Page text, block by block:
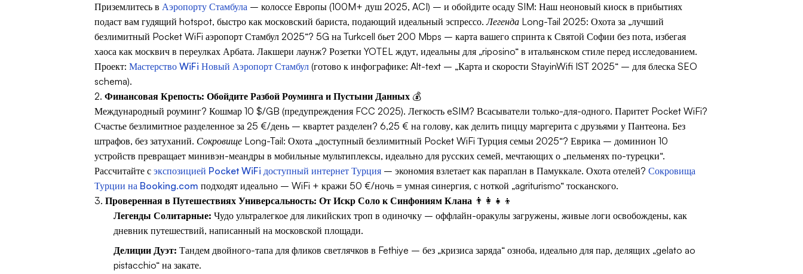
Приземлитесь в Аэропорту Стамбула – колоссе Европы (100M+ душ 2025, ACI) – и обойдите осаду SIM: Наш неоновый киоск в прибытиях
подаст вам гудящий hotspot, быстро как московский бариста, подающий идеальный эспрессо.Легенда Long-Tail 2025: Охота за „лучший
безлимитный Pocket WiFi аэропорт Стамбул 2025“? 5G на Turkcell бьет 200 Mbps – карта вашего спринта к Святой Софии без пота, избегая
хаоса как москвич в переулках Арбата. Лакшери лаунж? Розетки YOTEL ждут, идеальны для „riposino“ в итальянском стиле перед исследованием.
Проект: Мастерство WiFi Новый Аэропорт Стамбул (готово к инфографике: Alt-text – „Карта и скорости StayinWifi IST 2025“ – для блеска SEO
schema).
2. Финансовая Крепость: Обойдите Разбой Роуминга и Пустыни Данных 💰
Международный роуминг? Кошмар 10 $/GB (предупреждения FCC 2025). Легкость eSIM? Всасыватели только-для-одного. Паритет Pocket WiFi?
Счастье безлимитное разделенное за 25 €/день – квартет разделен? 6,25 € на голову, как делить пиццу маргерита с друзьями у Пантеона. Без
штрафов, без затуханий. Сокровище Long-Tail: Охота „доступный безлимитный Pocket WiFi Турция семьи 2025“? Еврика – доминион 10
устройств превращает минивэн-меандры в мобильные мультиплексы, идеально для русских семей, мечтающих о „пельменях по-турецки“.
Рассчитайте с экспозицией Pocket WiFi доступный интернет Турция – экономия взлетает как параплан в Памуккале. Охота отелей? Сокровища
Турции на Booking.com подходят идеально – WiFi + кражи 50 €/ночь = умная синергия, с ноткой „agriturismo“ тосканского.
3. Проверенная в Путешествиях Универсальность: От Искр Соло к Синфониям Клана 👨‍👩‍👧‍👦
Легенды Солитарные: Чудо ультралегкое для ликийских троп в одиночку – оффлайн-оракулы загружены, живые логи освобождены, как
дневник путешествий, написанный на московской площади.
Делиции Дуэт: Тандем двойного-тапа для фликов светлячков в Fethiye – без „кризиса заряда“ озноба, идеально для пар, делящих „gelato ao
pistacchio“ на закате.